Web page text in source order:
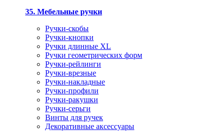
35. Мебельные ручки
Ручки-скобы
Ручки-кнопки
Ручки длинные XL
Ручки геометрических форм
Ручки-рейлинги
Ручки-врезные
Ручки-накладные
Ручки-профили
Ручки-ракушки
Ручки-серьги
Винты для ручек
Декоративные аксессуары